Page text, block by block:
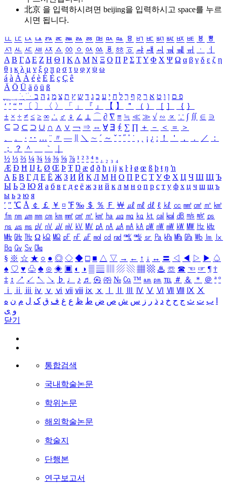
北京 을 입력하시려면 beijing을 입력하시고 space를 누르
시면 됩니다.
ㅥ ㅦ ㅧ ㅨ ㅩ ㅪ ㅫ ㅬ ㅭ ㅮ ㅯ ㅰ ㅱ ㅲ ㅳ ㅴ ㅵ ㅶ ㅷ ㅸ
ㅹ
ㅺ ㅻ ㅼ ㅽ ㅾ ㅿ ㆀ ㆁ ㆂ ㆃ ㆄ ㆅ ㆆ ㆇ ㆈ ㆉ ㆊ ㆋ ㆌ ㆍ
ㆎ
Α Β ΓΔ Ε Ζ Η Θ Ι ΚΛ Μ Ν Ξ Ο Π Ρ Σ ΤΥ Φ Χ Ψ Ω α β γ δ ε ζ η
θ ι κ λ μ ν ξ ο π ρ σ τ υ φ χ ψ ω
á à Á À é è É È ç Ç ê
Ä Ö Ü ä ö ü ß
ִֶֹ ֻּ ׁׂ פ ם ן ו ט א ר ק ף ך ל ח י ע כ ג ד ש ץ ת צ מ נ ה ב
‘ ’ “ ” 〔 〕 〈 〉 「 」 『 』 【 】 ＂ （ ） ［ ］ ｛ ｝
± × ÷ ≠ ≤ ≥ ∞ ∴ ♂ ♀ ∠ ⊥ ⌒ ∂ ∇ ≡ ≒ ≪ ≫ √ ∽ ∝ ∵ ∫ ∬ ∈ ∋
⊆ ⊇ ⊂ ⊃ ∪ ∩ ∧ ∨ ￢ ⇒ ⇔ ∀ ∃ ∮ ∑ ∏ ＋ － ＜ ＝
＞
、
。 · ‥ … ¨ 〃 ― ＼ ∼ ´ ～ ˇ ˘ ˝ ˚ ˙ ¸ ¡ ¿ ː ！ ＇ ， ． ／
：
；
？ ＾ ｀
½ ⅓ ⅔ ¼ ¾ ⅛ ⅜ ⅝ ⅞ ¹ ² ³ ⁴ ⁿ ₁ ₂ ₃ ₄
Æ Ð Ħ Ĳ Ł Ø Œ Þ Ŧ Ŋ æ đ ð ħ ı ĳ ĸ ŀ ł ø œ ß þ ŧ ŋ ŉ
А Б В Г Д Е Ё Ж З И Й К Л М Н О П Р С Т У Ф Х Ц Ч Ш Щ Ъ
Ы Ь Э Ю Я а б в г д е ё ж з и й к л м н о п р с т у ф х ц ч ш щ ъ
ы ь э ю я
′ ″ ℃ Å ￠ ￡ ￥ ¤ ℉ ‰ ＄ ％ Ｆ ￦ ㎕ ㎖ ㎗ ℓ ㎘ ㏄ ㎣ ㎤ ㎥ ㎦
㎙ ㎚ ㎛ ㎜ ㎝ ㎞ ㎟ ㎠ ㎡ ㎢ ㏊ ㎍ ㎎ ㎏ ㏏ ㎈ ㎉ ㏈ ㎧ ㎨ ㎰
㎱ ㎲ ㎳ ㎴ ㎵ ㎶ ㎷ ㎸ ㎹ ㎀ ㎁ ㎂ ㎃ ㎄ ㎺ ㎻ ㎽ ㎾ ㎿ ㎐ ㎑
㎒ ㎓ ㎔ Ω ㏀ ㏁ ㎊ ㎋ ㎌ ㏖ ㏅ ㎭ ㎮ ㎯ ㏛ ㎩ ㎪ ㎫ ㎬ ㏝ ㏐
㏓
㏃ ㏉ ㏜ ㏆
§ ※ ☆ ★ ○ ● ◎ ◇ ◆ □ ■ △ ▽ → ← ↑ ↓ ↔ 〓 ◁ ◀ ▷ ▶ ♤
♠ ♡ ♥ ♧ ♣ ⊙ ◈ ▣ ◐ ◑ ▒ ▤ ▨ ▧ ▦ ▩ ♨ ☏ ☎ ☜ ☞ ¶ †
‡ ↕ ↗ ↙ ↖ ↘ ♭ ♩ ♪ ♬ ㉿ ㈜ № ㏇ ™ ㏂ ㏘ ℡ ＃ ＆ ＊ ＠ ª º
ⅰ
ⅱ ⅲ ⅳ ⅴ ⅵ ⅶ ⅷ ⅸ ⅹ Ⅳ Ⅴ Ⅵ Ⅶ Ⅷ Ⅸ Ⅹ
ب ت ث ج ح خ د ذ ر ز س ش ص ض ط ظ ع غ ف ق ک ل م ن ه
و ی
닫기
통합검색
국내학술논문
학위논문
해외학술논문
학술지
단행본
연구보고서